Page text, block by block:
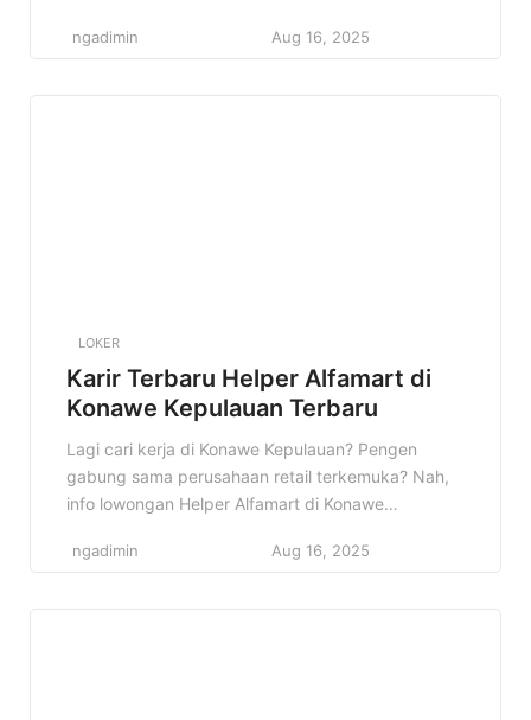
Helper Alfamart di Kab. Bangka Tengah, Kepulauan
ngadimin Aug 16, 2025
LOKER
Karir Terbaru Helper Alfamart di
Konawe Kepulauan Terbaru
Lagi cari kerja di Konawe Kepulauan? Pengen
gabung sama perusahaan retail terkemuka? Nah,
info lowongan Helper Alfamart di Konawe
bagian dari tim solid dan berkembang bersama
ngadimin Aug 16, 2025